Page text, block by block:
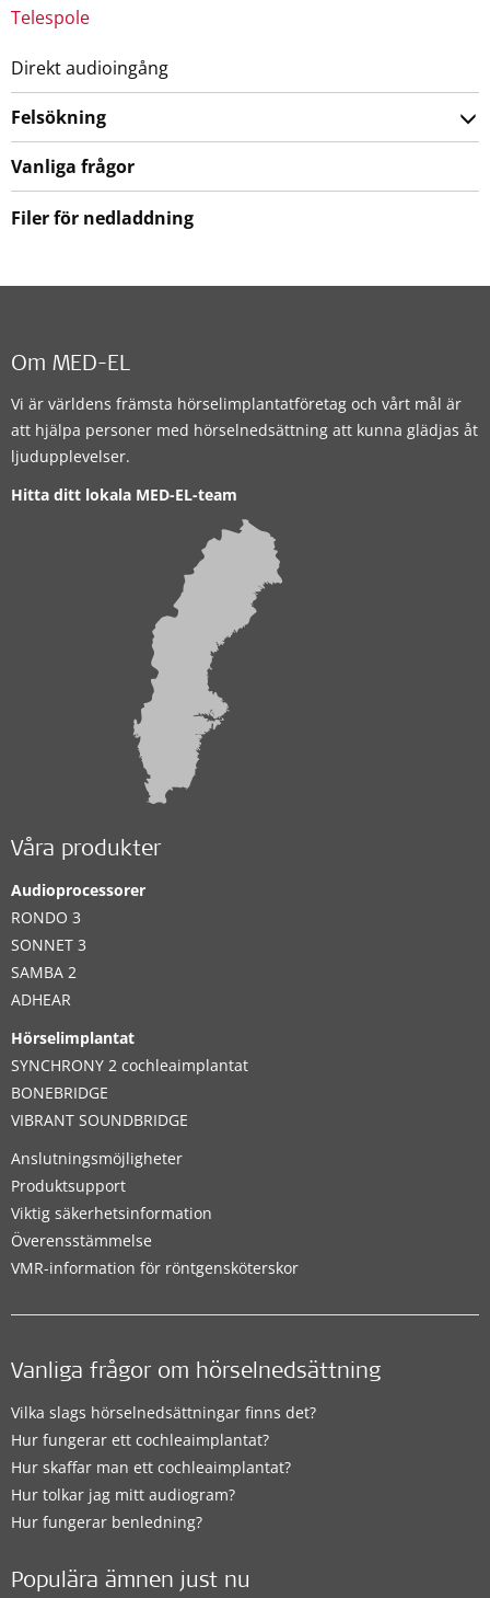
Telespole
Direkt audioingång
Felsökning
Vanliga frågor
Filer för nedladdning
Om MED-EL
Vi är världens främsta hörselimplantatföretag och vårt mål är
att hjälpa personer med hörselnedsättning att kunna glädjas åt
ljudupplevelser.
Hitta ditt lokala MED-EL-team
Våra produkter
Audioprocessorer
RONDO 3
SONNET 3
SAMBA 2
ADHEAR
Hörselimplantat
SYNCHRONY 2 cochleaimplantat
BONEBRIDGE
VIBRANT SOUNDBRIDGE
Anslutningsmöjligheter
Produktsupport
Viktig säkerhetsinformation
Överensstämmelse
VMR-information för röntgensköterskor
Vanliga frågor om hörselnedsättning
Vilka slags hörselnedsättningar finns det?
Hur fungerar ett cochleaimplantat?
Hur skaffar man ett cochleaimplantat?
Hur tolkar jag mitt audiogram?
Hur fungerar benledning?
Populära ämnen just nu